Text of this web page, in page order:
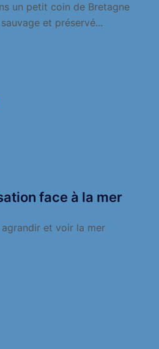
un petit coin de Bretagne
et préservé...
face à la mer
et voir la mer